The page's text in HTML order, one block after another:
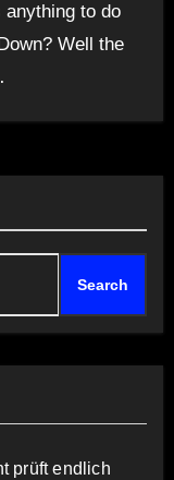
to do
Well the
Search
prüft endlich